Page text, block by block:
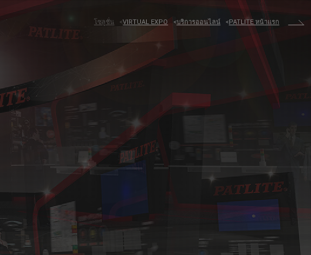
PATLITE หน้าแรก
บริการออนไลน์
VIRTUAL EXPO
โซลูชั่น